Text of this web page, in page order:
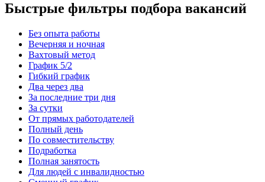
Быстрые фильтры подбора вакансий
Без опыта работы
Вечерняя и ночная
Вахтовый метод
График 5/2
Гибкий график
Два через два
За последние три дня
За сутки
От прямых работодателей
Полный день
По совместительству
Подработка
Полная занятость
Для людей с инвалидностью